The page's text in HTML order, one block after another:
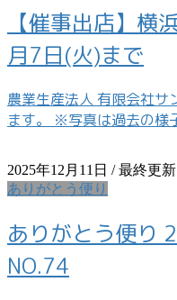
【催事出店】横
月7日(火)まで
農業生産法人 有限会社サ
ます。 ※写真は過去の様
2025年12月11日 / 最終更
ありがとう便り
ありがとう便り
NO.74